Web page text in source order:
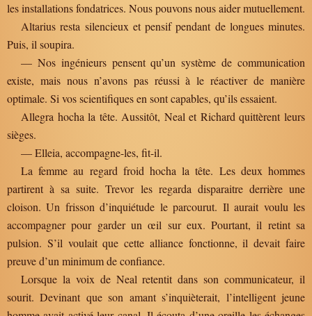
les installations fondatrices. Nous pouvons nous aider mutuellement.
Altarius resta silencieux et pensif pendant de longues minutes.
Puis, il soupira.
— Nos ingénieurs pensent qu’un système de communication
existe, mais nous n’avons pas réussi à le réactiver de manière
optimale. Si vos scientifiques en sont capables, qu’ils essaient.
Allegra hocha la tête. Aussitôt, Neal et Richard quittèrent leurs
sièges.
— Elleia, accompagne-les, fit-il.
La femme au regard froid hocha la tête. Les deux hommes
partirent à sa suite. Trevor les regarda disparaitre derrière une
cloison. Un frisson d’inquiétude le parcourut. Il aurait voulu les
accompagner pour garder un œil sur eux. Pourtant, il retint sa
pulsion. S’il voulait que cette alliance fonctionne, il devait faire
preuve d’un minimum de confiance.
Lorsque la voix de Neal retentit dans son communicateur, il
sourit. Devinant que son amant s’inquièterait, l’intelligent jeune